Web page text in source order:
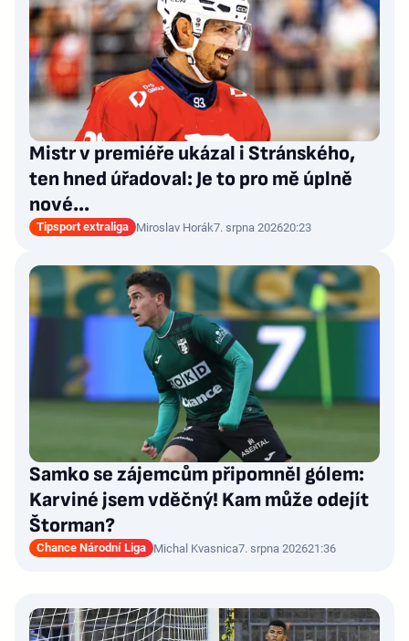
Mistr v premiéře ukázal i Stránského,
ten hned úřadoval: Je to pro mě úplně
nové…
Tipsport extraliga Miroslav Horák7. srpna 202620:23
Samko se zájemcům připomněl gólem:
Karviné jsem vděčný! Kam může odejít
Štorman?
Chance Národní Liga Michal Kvasnica7. srpna 202621:36